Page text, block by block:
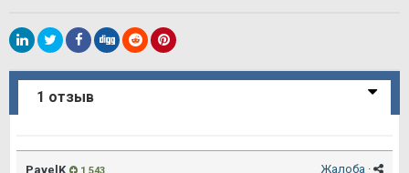
1 отзыв
Жалоба ·
PavelK 1 543